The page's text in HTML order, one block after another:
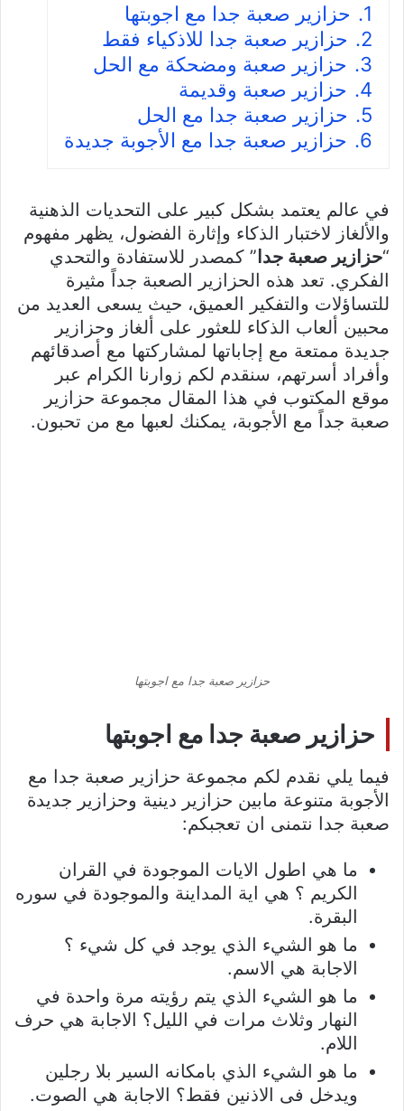
1.
حزازير صعبة جدا مع اجوبتها
2.
حزازير صعبة جدا للاذكياء فقط
3.
حزازير صعبة ومضحكة مع الحل
4.
حزازير صعبة وقديمة
5.
حزازير صعبة جدا مع الحل
6.
حزازير صعبة جدا مع الأجوبة جديدة
في عالم يعتمد بشكل كبير على التحديات الذهنية
والألغاز لاختبار الذكاء وإثارة الفضول، يظهر مفهوم
“حزازير صعبة جدا ” كمصدر للاستفادة والتحدي
الفكري. تعد هذه الحزازير الصعبة جداً مثيرة
للتساؤلات والتفكير العميق، حيث يسعى العديد من
محبين ألعاب الذكاء للعثور على ألغاز وحزازير
جديدة ممتعة مع إجاباتها لمشاركتها مع أصدقائهم
وأفراد أسرتهم، سنقدم لكم زوارنا الكرام عبر
موقع المكتوب في هذا المقال مجموعة حزازير
صعبة جداً مع الأجوبة، يمكنك لعبها مع من تحبون.
حزازير صعبة جدا مع اجوبتها
حزازير صعبة جدا مع اجوبتها
فيما يلي نقدم لكم مجموعة حزازير صعبة جدا مع
الأجوبة متنوعة مابين حزازير دينية وحزازير جديدة
صعبة جدا نتمنى ان تعجبكم:
ما هي اطول الايات الموجودة في القران
الكريم ؟ هي اية المداينة والموجودة في سوره
البقرة.
ما هو الشيء الذي يوجد في كل شيء ؟
الاجابة هي الاسم.
ما هو الشيء الذي يتم رؤيته مرة واحدة في
النهار وثلاث مرات في الليل؟ الاجابة هي حرف
اللام.
ما هو الشيء الذي بامكانه السير بلا رجلين
ويدخل فى الاذنين فقط؟ الاجابة هي الصوت.